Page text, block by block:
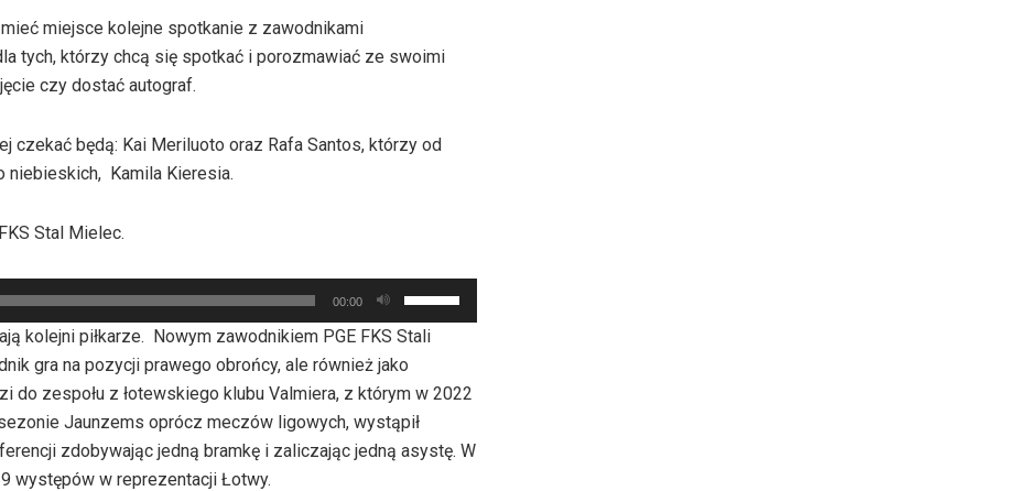
miejsce kolejne spotkanie z zawodnikami
tych, którzy chcą się spotkać i porozmawiać ze swoimi
czy dostać autograf.
czekać będą: Kai Meriluoto oraz Rafa Santos, którzy od
niebieskich, Kamila Kieresia.
Stal Mielec.
00:00
strzałek
do
góry
oraz
do
dołu
kolejni piłkarze. Nowym zawodnikiem PGE FKS Stali
gra na pozycji prawego obrońcy, ale również jako
do zespołu z łotewskiego klubu Valmiera, z którym w 2022
Jaunzems oprócz meczów ligowych, wystąpił
zdobywając jedną bramkę i zaliczając jedną asystę. W
występów w reprezentacji Łotwy.